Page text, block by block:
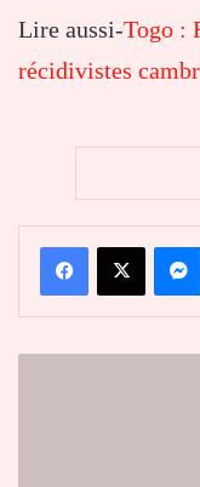
Lire aussi-Togo :
récidivistes
FacebookX